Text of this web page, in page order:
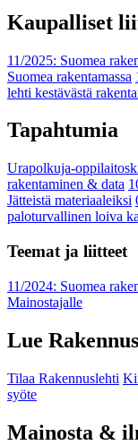
Kaupalliset
11/2025: Suomea
Suomea rakentamassa
lehti kestävästä
Tapahtumia
Urapolkuja-
rakentaminen & data
Jätteistä materiaaleiksi
paloturvallinen loiva
Teemat ja liitteet
11/2024: Suomea
Mainostajalle
Lue
Tilaa Rakennuslehti
syöte
Mainosta &